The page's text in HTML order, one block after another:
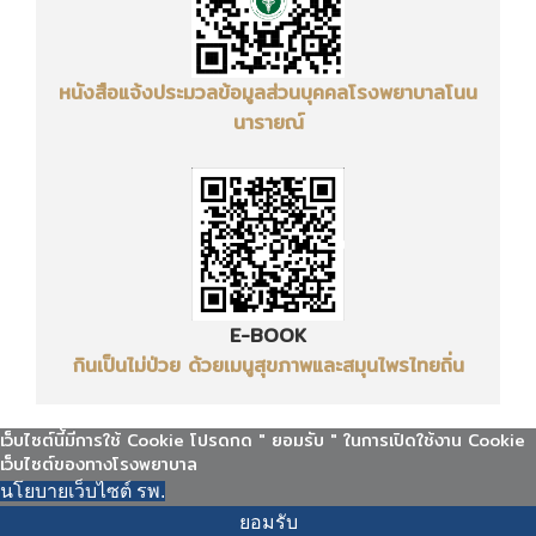
หนังสือแจ้งประมวลข้อมูลส่วนบุคคลโรงพยาบาลโนน
นารายณ์
E-BOOK
กินเป็นไม่ป่วย ด้วยเมนูสุขภาพและสมุนไพรไทยถิ่น
เว็บไซต์นี้มีการใช้ Cookie โปรดกด " ยอมรับ " ในการเปิดใช้งาน Cookie
เว็บไซต์ของทางโรงพยาบาล
นโยบายเว็บไซต์ รพ.
ยอมรับ